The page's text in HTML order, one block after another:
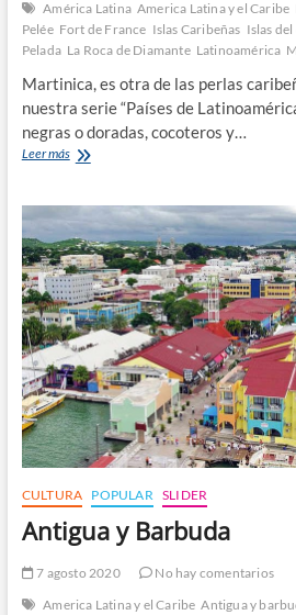
América Latina America Latina y el Caribe
Pelée Fort de France Islas Caribeñas Islas
Pelada La Roca de Diamante Latinoamérica
Martinica, es otra de las perlas
nuestra serie “Países de
negras o doradas, cocoteros y…
Leer másMartinica,
Antillas
francesas
CULTURA POPULAR SLIDER
Antigua y Barbuda
7 agosto 2020
No hay comentarios
America Latina y el Caribe Antigua y